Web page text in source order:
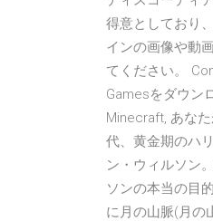
得意としており
インの画像や動
てください。
Gamesをダウン
Minecraft, あな
代、黄金期のハ
ン・ウィルソン
ソンの本当の目
に月の山脈(月の